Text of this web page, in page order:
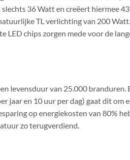
36 Watt en creëert hiermee
TL verlichting van 200
LED chips zorgen mede voor de
levensduur van 25.000 branduren.
jaar en 10 uur per dag) gaat dit om
op energiekosten van 80%
zo terugverdiend.